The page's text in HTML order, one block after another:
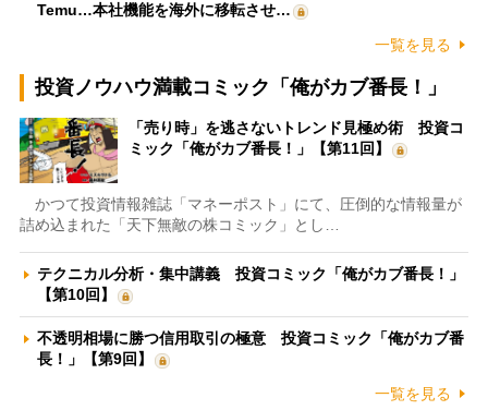
Temu…本社機能を海外に移転させ…
一覧を見る
投資ノウハウ満載コミック「俺がカブ番長！」
「売り時」を逃さないトレンド見極め術 投資コ
ミック「俺がカブ番長！」【第11回】
かつて投資情報雑誌「マネーポスト」にて、圧倒的な情報量が
詰め込まれた「天下無敵の株コミック」とし…
テクニカル分析・集中講義 投資コミック「俺がカブ番長！」
【第10回】
不透明相場に勝つ信用取引の極意 投資コミック「俺がカブ番
長！」【第9回】
一覧を見る